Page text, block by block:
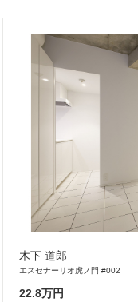
木下 道郎
エスセナーリオ虎ノ門 #002
22.8万円